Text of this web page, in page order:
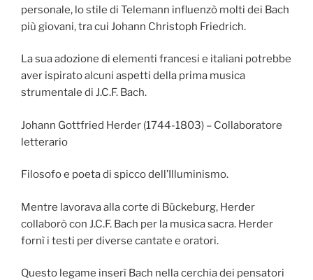
personale, lo stile di Telemann influenzò molti dei Bach
più giovani, tra cui Johann Christoph Friedrich.
La sua adozione di elementi francesi e italiani potrebbe
aver ispirato alcuni aspetti della prima musica
strumentale di J.C.F. Bach.
Johann Gottfried Herder (1744-1803) – Collaboratore
letterario
Filosofo e poeta di spicco dell’Illuminismo.
Mentre lavorava alla corte di Bückeburg, Herder
collaborò con J.C.F. Bach per la musica sacra. Herder
fornì i testi per diverse cantate e oratori.
Questo legame inserì Bach nella cerchia dei pensatori